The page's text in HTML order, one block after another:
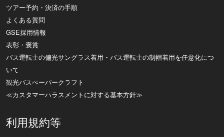
ツアー予約・決済の手順
よくある質問
GSE採用情報
表彰・褒賞
バス運転士の偏光サングラス着用・バス運転士の制帽着用を任意化につ
いて
観光バスぺーパークラフト
≪カスタマーハラスメントに対する基本方針≫
利用規約等